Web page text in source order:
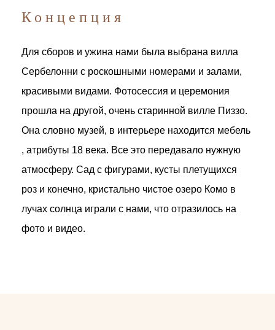
Концепция
Для сборов и ужина нами была выбрана вилла
Сербелонни с роскошными номерами и залами,
красивыми видами. Фотосессия и церемония
прошла на другой, очень старинной вилле Пиззо.
Она словно музей, в интерьере находится мебель
, атрибуты 18 века. Все это передавало нужную
атмосферу. Сад с фигурами, кусты плетущихся
роз и конечно, кристально чистое озеро Комо в
лучах солнца играли с нами, что отразилось на
фото и видео.